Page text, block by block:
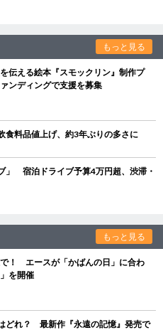
もっと見る
伝える絵本『スモックリン』制作プ
ンディングで支援を募集
食料品値上げ、約3年ぶりの多さに
」 宿泊ドライブ予算4万円超、渋滞・
もっと見る
！ エースが「かばんの日」に合わ
を開催
どれ？ 最新作『永遠の記憶』発売で